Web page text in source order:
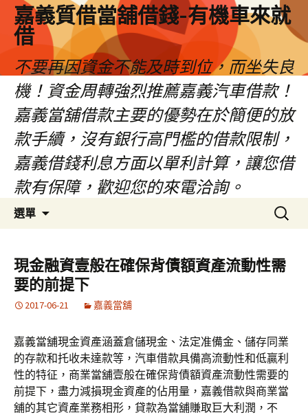
嘉義質借當舖借錢-有機車來就
借
不要再因資金不能及時到位，而坐失良
機！資金周轉強烈推薦嘉義汽車借款！
嘉義當舖借款主要的優勢在於簡便的放
款手續，沒有銀行高門檻的借款限制，
嘉義借錢利息方面以單利計算，讓您借
款有保障，歡迎您的來電洽詢。
選單
容
區
搜
尋
鍵
字:
現金融資壹般在確保背債額資產流動性需
要的前提下
2017-06-21 嘉義當舖
嘉義當舖現金資產涵蓋倉儲現金、法定准備金、儲存同業
的存款和托收未達款等，汽車借款具備高流動性和低贏利
性的特征，商業當舖壹般在確保背債額資產流動性需要的
前提下，盡力減損現金資產的佔用量，嘉義借款與商業當
舖的其它資產業務相形，貸款為當舖賺取巨大利潤，不